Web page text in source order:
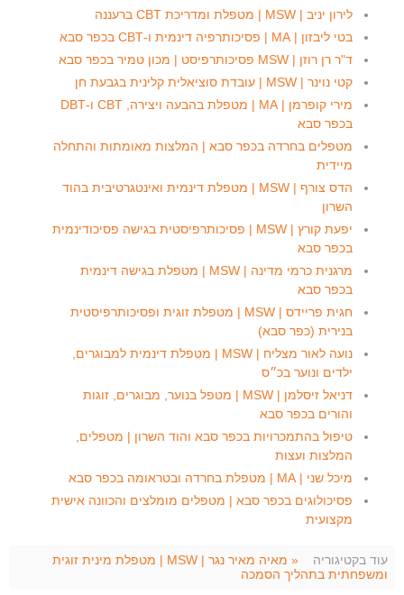
לירון יניב | MSW | מטפלת ומדריכת CBT ברעננה
בטי ליבזון | MA | פסיכותרפיה דינמית ו-CBT בכפר סבא
ד"ר רן רוזן | MSW פסיכותרפיסט | מכון טמיר בכפר סבא
קטי נוינר | MSW | עובדת סוציאלית קלינית בגבעת חן
מירי קופרמן | MA | מטפלת בהבעה ויצירה, CBT ו-DBT
בכפר סבא
מטפלים בחרדה בכפר סבא | המלצות מאומתות והתחלה
מיידית
הדס צורף | MSW | מטפלת דינמית ואינטגרטיבית בהוד
השרון
יפעת קורץ | MSW | פסיכותרפיסטית בגישה פסיכודינמית
בכפר סבא
מרגנית כרמי מדינה | MSW | מטפלת בגישה דינמית
בכפר סבא
חגית פריידס | MSW | מטפלת זוגית ופסיכותרפיסטית
בנירית (כפר סבא)
נועה לאור מצליח | MSW | מטפלת דינמית למבוגרים,
ילדים ונוער בכ״ס
דניאל זיסלמן | MSW | מטפל בנוער, מבוגרים, זוגות
והורים בכפר סבא
טיפול בהתמכרויות בכפר סבא והוד השרון | מטפלים,
המלצות ועצות
מיכל שני | MA | מטפלת בחרדה ובטראומה בכפר סבא
פסיכולוגים בכפר סבא | מטפלים מומלצים והכוונה אישית
מקצועית
עוד בקטיגוריה
« מאיה מאיר נגר | MSW | מטפלת מינית זוגית
ומשפחתית בתהליך הסמכה